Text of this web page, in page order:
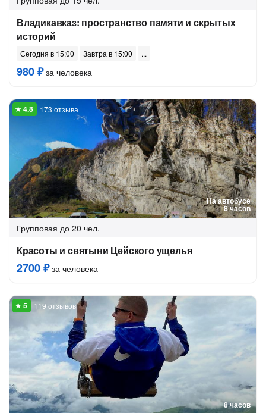
Владикавказ: пространство памяти и скрытых
историй
Сегодня в 15:00 Завтра в 15:00
980 ₽за человека
На автобусе
8 часов
173 отзыва
Групповая до 20 чел.
Красоты и святыни Цейского ущелья
2700 ₽за человека
8 часов
119 отзывов